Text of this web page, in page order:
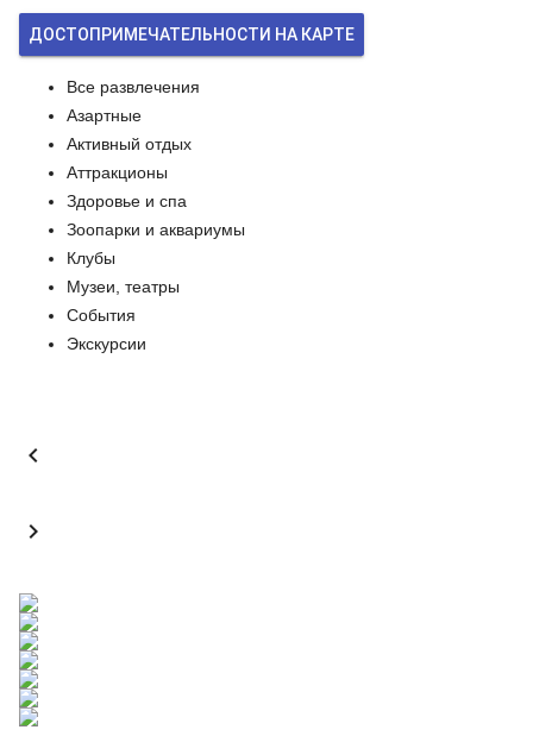
ДОСТОПРИМЕЧАТЕЛЬНОСТИ НА КАРТЕ
Все развлечения
Азартные
Активный отдых
Аттракционы
Здоровье и спа
Зоопарки и аквариумы
Клубы
Музеи, театры
События
Экскурсии

